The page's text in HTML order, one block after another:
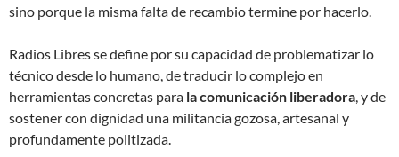
sino porque la misma falta de recambio termine por hacerlo.
Radios Libres se define por su capacidad de problematizar lo
técnico desde lo humano, de traducir lo complejo en
herramientas concretas para la comunicación liberadora, y de
sostener con dignidad una militancia gozosa, artesanal y
profundamente politizada.